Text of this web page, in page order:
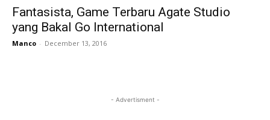
Fantasista, Game Terbaru Agate Studio
yang Bakal Go International
Manco - December 13, 2016
- Advertisment -